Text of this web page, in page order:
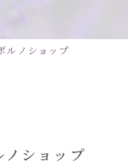
ルノショップ
ショップ